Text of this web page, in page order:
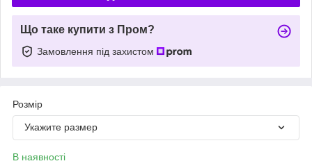
Що таке купити з Пром?
Замовлення під захистом
Розмір
Укажите размер
В наявності